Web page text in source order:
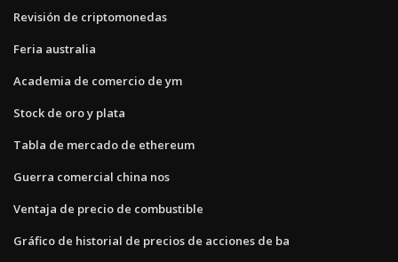
Revisión de criptomonedas
Feria australia
Academia de comercio de ym
Stock de oro y plata
Tabla de mercado de ethereum
Guerra comercial china nos
Ventaja de precio de combustible
Gráfico de historial de precios de acciones de ba